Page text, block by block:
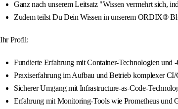
Ganz nach unserem Leitsatz "Wissen vermehrt sich,
Zudem teilst Du Dein Wissen in unserem ORDIX®
Ihr Profil:
Fundierte Erfahrung mit Container-Technologien und
Praxiserfahrung im Aufbau und Betrieb komplexer CI/
Sicherer Umgang mit Infrastructure-as-Code-
Erfahrung mit Monitoring-Tools wie Prometheus und